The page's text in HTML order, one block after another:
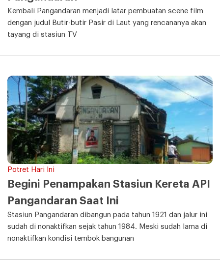
Kembali Pangandaran menjadi latar pembuatan scene film
dengan judul Butir-butir Pasir di Laut yang rencananya akan
tayang di stasiun TV
Potret Hari Ini
Begini Penampakan Stasiun Kereta API
Pangandaran Saat Ini
Stasiun Pangandaran dibangun pada tahun 1921 dan jalur ini
sudah di nonaktifkan sejak tahun 1984. Meski sudah lama di
nonaktifkan kondisi tembok bangunan